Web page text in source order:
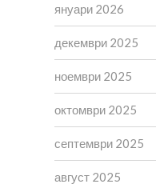
януари 2026
декември 2025
ноември 2025
октомври 2025
септември 2025
август 2025